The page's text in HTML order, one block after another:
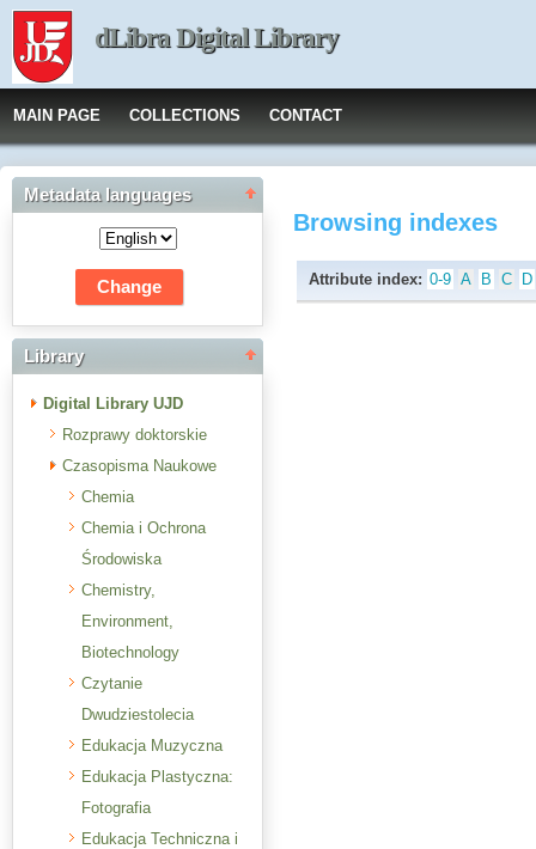
dLibra Digital Library
MAIN PAGE COLLECTIONS CONTACT
Metadata languages
Library
Digital Library UJD
Rozprawy doktorskie
Czasopisma Naukowe
Chemia
Chemia i Ochrona
Środowiska
Chemistry,
Environment,
Biotechnology
Czytanie
Dwudziestolecia
Edukacja Muzyczna
Edukacja Plastyczna:
Fotografia
Edukacja Techniczna i
Browsing indexes
Attribute index: 0-9 A B C D